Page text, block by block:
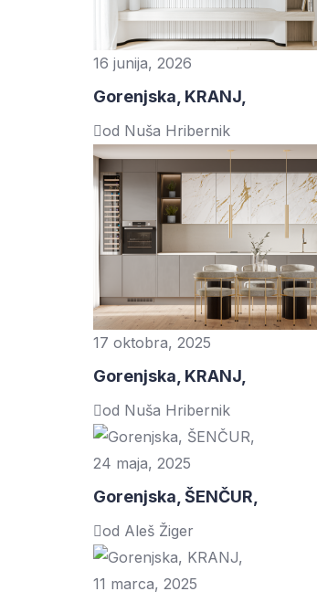
16 junija, 2026
Gorenjska, KRANJ,
od Nuša Hribernik
17 oktobra, 2025
Gorenjska, KRANJ,
od Nuša Hribernik
24 maja, 2025
Gorenjska, ŠENČUR,
od Aleš Žiger
11 marca, 2025